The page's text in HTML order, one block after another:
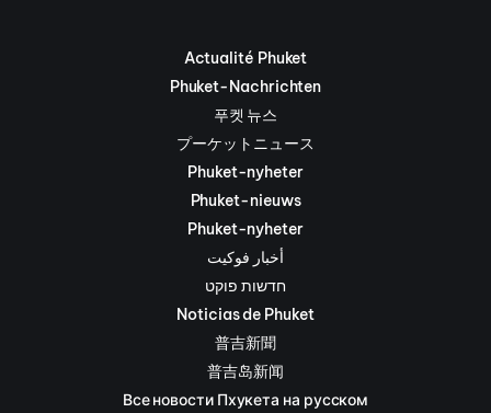
Actualité Phuket
Phuket-Nachrichten
푸켓 뉴스
プーケットニュース
Phuket-nyheter
Phuket-nieuws
Phuket-nyheter
أخبار فوكيت
חדשות פוקט
Noticias de Phuket
普吉新聞
普吉岛新闻
Все новости Пхукета на русском